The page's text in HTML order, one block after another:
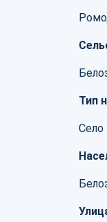
Тип
Село